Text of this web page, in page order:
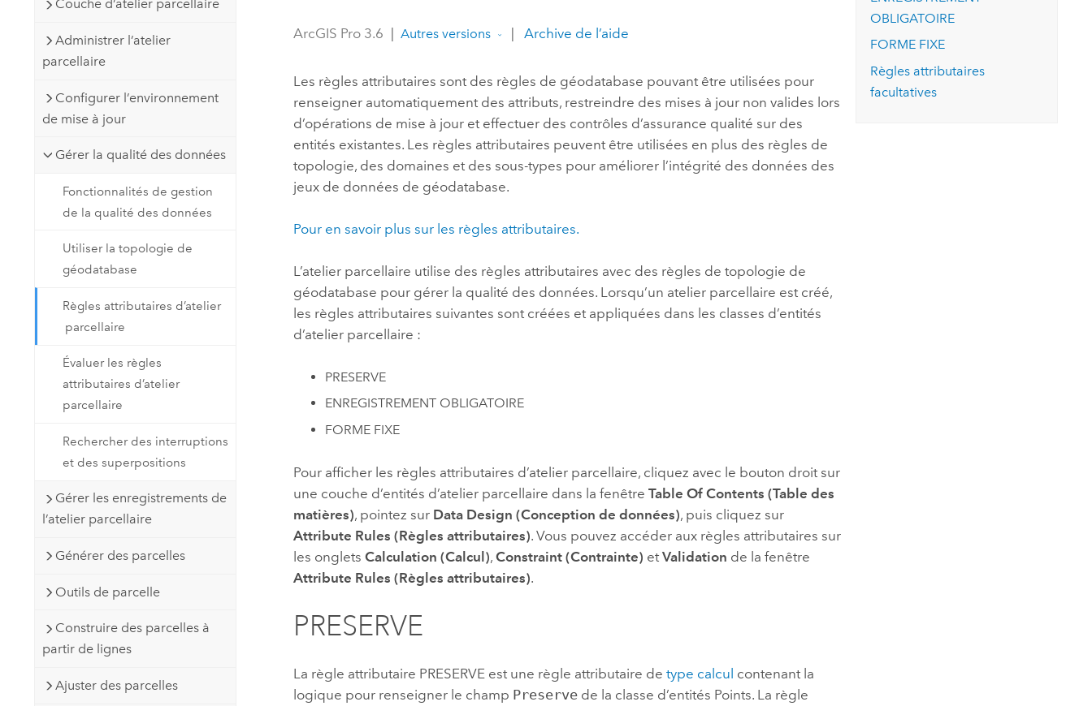
Créer des applications de
essai gratuit.
Tous les secteurs d’activité
Explorer ce cours
technologiques
géospatial
Tous les récits
Lire le récit
Couche d’atelier parcellaire
Administrer l’atelier
parcellaire
Configurer l’environnement
de mise à jour
Gérer la qualité des données
Fonctionnalités de gestion
de la qualité des données
Utiliser la topologie de
géodatabase
Règles attributaires d’atelier
parcellaire
Évaluer les règles
attributaires d’atelier
parcellaire
Rechercher des interruptions
et des superpositions
Gérer les enregistrements de
l’atelier parcellaire
Générer des parcelles
Outils de parcelle
Construire des parcelles à
partir de lignes
Ajuster des parcelles
ArcGIS Pro 3.6 Autres versions Archive de l’aide
Les règles attributaires sont des règles de géodatabase pouvant être utilisées pour
renseigner automatiquement des attributs, restreindre des mises à jour non valides lors
d’opérations de mise à jour et effectuer des contrôles d’assurance qualité sur des
entités existantes. Les règles attributaires peuvent être utilisées en plus des règles de
topologie, des domaines et des sous-types pour améliorer l’intégrité des données des
jeux de données de géodatabase.
Pour en savoir plus sur les règles attributaires.
L’atelier parcellaire utilise des règles attributaires avec des règles de topologie de
géodatabase pour gérer la qualité des données. Lorsqu’un atelier parcellaire est créé,
les règles attributaires suivantes sont créées et appliquées dans les classes d’entités
d’atelier parcellaire :
PRESERVE
ENREGISTREMENT OBLIGATOIRE
FORME FIXE
Pour afficher les règles attributaires d’atelier parcellaire, cliquez avec le bouton droit sur
une couche d’entités d’atelier parcellaire dans la fenêtreTable Of Contents (Table des
matières), pointez sur Data Design (Conception de données), puis cliquez sur
Attribute Rules (Règles attributaires). Vous pouvez accéder aux règles attributaires sur
les ongletsCalculation (Calcul),Constraint (Contrainte) etValidation de la fenêtre
Attribute Rules (Règles attributaires).
PRESERVE
La règle attributaire PRESERVE est une règle attributaire detype calcul contenant la
logique pour renseigner le champ Preserve de la classe d’entités Points. La règle
OBLIGATOIRE
FORME FIXE
Règles attributaires
facultatives